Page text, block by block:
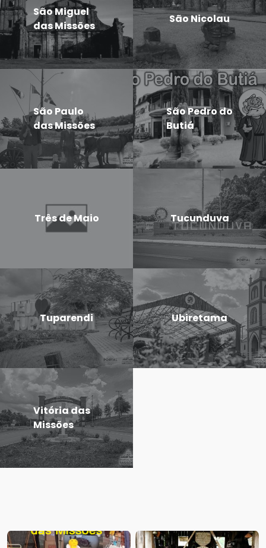
São Miguel
das Missões
São Nicolau
São Paulo
das Missões
São Pedro do
Butiá
Três de Maio Tucunduva
Tuparendi Ubiretama
Vitória das
Missões